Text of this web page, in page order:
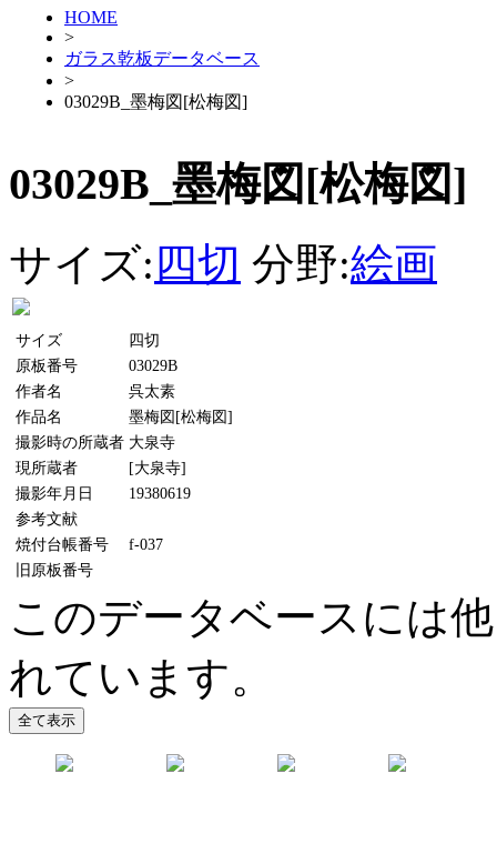
HOME
>
ガラス乾板データベース
>
03029B_墨梅図[松梅図]
03029B_墨梅図[松梅図]
サイズ: 四切 分野:絵画
サイズ
四切
原板番号
03029B
作者名
呉太素
作品名
墨梅図[松梅図]
撮影時の所蔵者 大泉寺
現所蔵者
[大泉寺]
撮影年月日
19380619
参考文献
焼付台帳番号
f-037
旧原板番号
このデータベースには
れています。